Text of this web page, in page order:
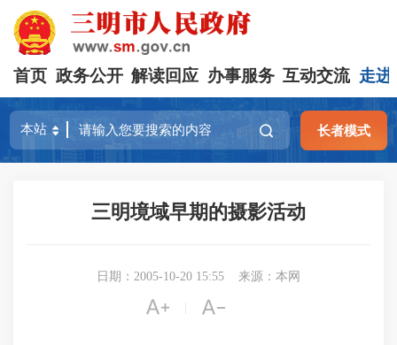
首页 政务公开 解读回应 办事服务 互动交流 走进
长者模式
三明境域早期的摄影活动
日期：2005-10-20 15:55 来源：本网
 